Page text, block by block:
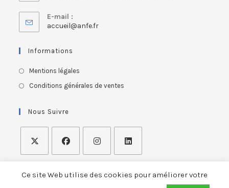
E-mail :
accueil@anfe.fr
Informations
Mentions légales
Conditions générales de ventes
Nous Suivre
Ce site Web utilise des cookies pour améliorer votre